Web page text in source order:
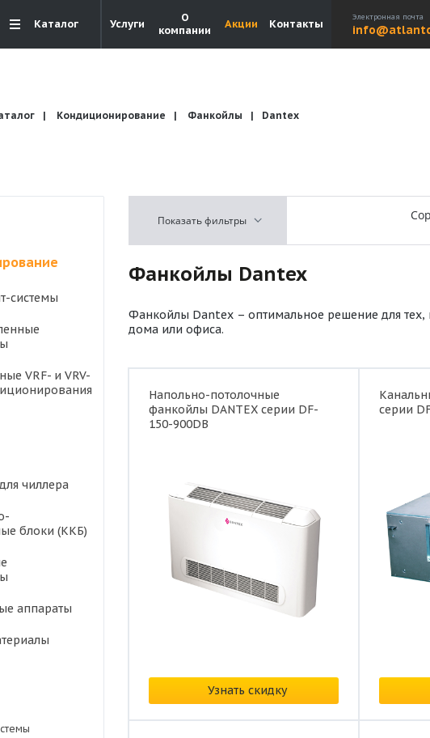
Каталог Услуги
О
компании
Акции Контакты
Электронная почта
Кондиционирование Фанкойлы Dantex
системы
VRF- и VRV-
чиллера
блоки (ККБ)
аппараты
Показать фильтры
Фанкойлы Dantex
Фанкойлы Dantex – оптимальное решение для тех,
дома или офиса.
Напольно-потолочные
фанкойлы DANTEX серии DF-
150-900DB
Узнать скидку
серии